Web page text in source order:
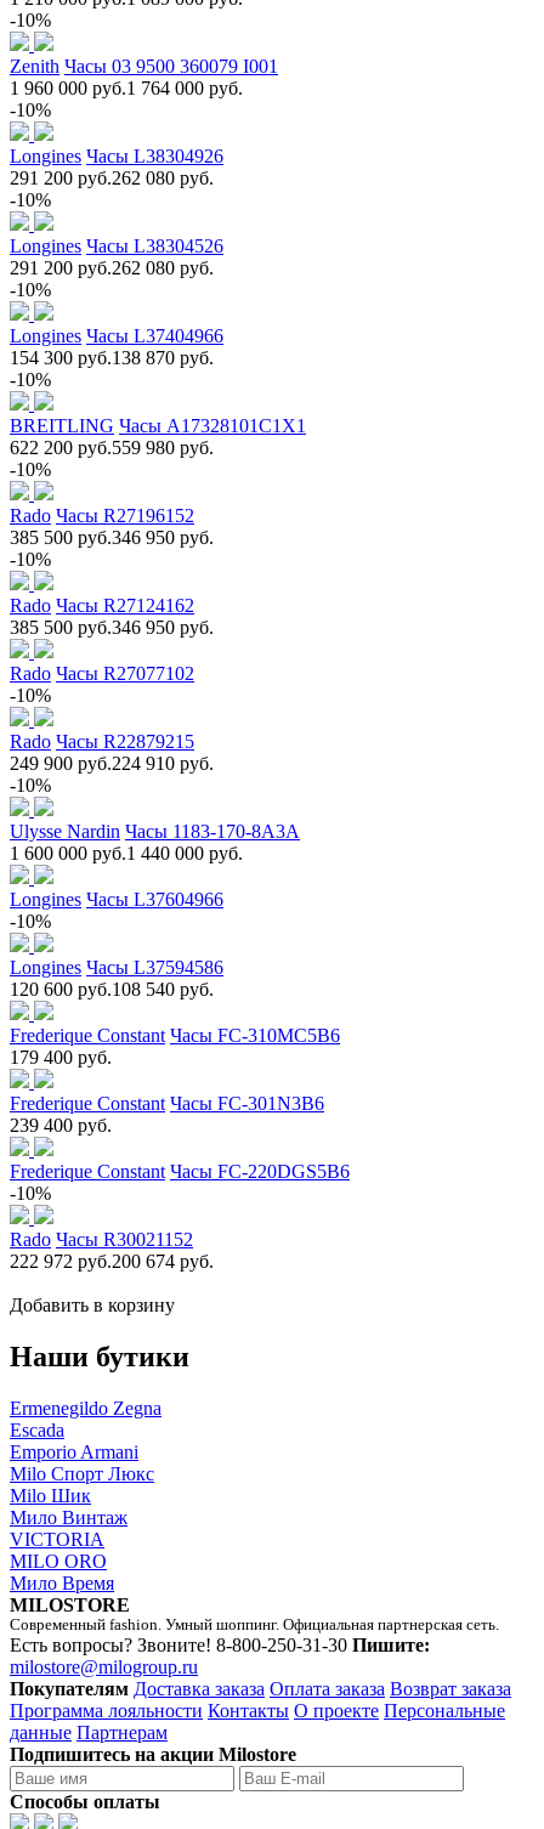
-10%
Zenith Часы 03 9500 360079 I001
1 960 000 руб.1 764 000 руб.
-10%
Longines Часы L38304926
291 200 руб.262 080 руб.
-10%
Longines Часы L38304526
291 200 руб.262 080 руб.
-10%
Longines Часы L37404966
154 300 руб.138 870 руб.
-10%
BREITLING Часы A17328101C1X1
622 200 руб.559 980 руб.
-10%
Rado Часы R27196152
385 500 руб.346 950 руб.
-10%
Rado Часы R27124162
385 500 руб.346 950 руб.
Rado Часы R27077102
-10%
Rado Часы R22879215
249 900 руб.224 910 руб.
-10%
Ulysse Nardin Часы 1183-170-8A3A
1 600 000 руб.1 440 000 руб.
Longines Часы L37604966
-10%
Longines Часы L37594586
120 600 руб.108 540 руб.
Frederique Constant Часы FC-310MC5B6
179 400 руб.
Frederique Constant Часы FC-301N3B6
239 400 руб.
Frederique Constant Часы FC-220DGS5B6
-10%
Rado Часы R30021152
222 972 руб.200 674 руб.
Добавить в корзину
Наши бутики
Ermenegildo Zegna
Escada
Emporio Armani
Milo Спорт Люкс
Milo Шик
Мило Винтаж
VICTORIA
MILO ORO
Мило Время
MILOSTORE
Современный fashion. Умный шоппинг. Официальная партнерская сеть.
Есть вопросы? Звоните! 8-800-250-31-30 Пишите:
milostore@milogroup.ru
Покупателям Доставка заказа Оплата заказа Возврат заказа
Программа лояльности Контакты О проекте Персональные
данные Партнерам
Подпишитесь на акции Milostore
Способы оплаты